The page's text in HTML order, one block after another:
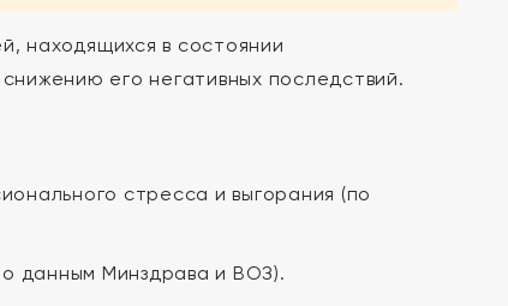
находящихся в состоянии
его негативных последствий.
стресса и выгорания (по
данным Минздрава и ВОЗ).